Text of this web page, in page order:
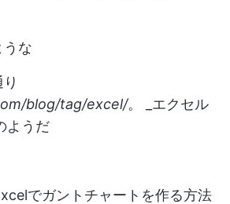
な
blog/tag/excel/。 _エクセル
うだ
でガントチャートを作る方法